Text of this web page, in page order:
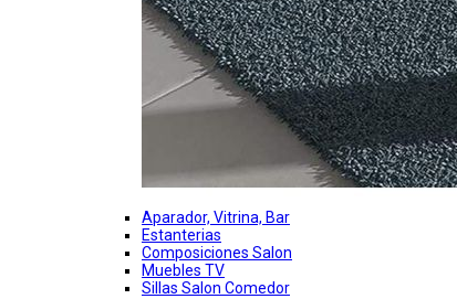
Aparador, Vitrina, Bar
Estanterias
Composiciones Salon
Muebles TV
Sillas Salon Comedor